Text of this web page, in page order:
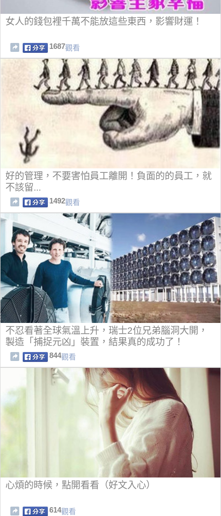
女人的錢包裡千萬不能放這些東西，影響財運！
1687觀看
好的管理，不要害怕員工離開！負面的的員工，就
不該留...
1492觀看
不忍看著全球氣溫上升，瑞士2位兄弟腦洞大開，
製造「捕捉元凶」裝置，結果真的成功了！
844觀看
心煩的時候，點開看看（好文入心）
614觀看